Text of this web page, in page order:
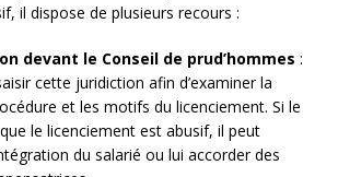
il dispose de plusieurs recours :
devant le Conseil de prud’hommes :
cette juridiction afin d’examiner la
et les motifs du licenciement. Si le
le licenciement est abusif, il peut
du salarié ou lui accorder des